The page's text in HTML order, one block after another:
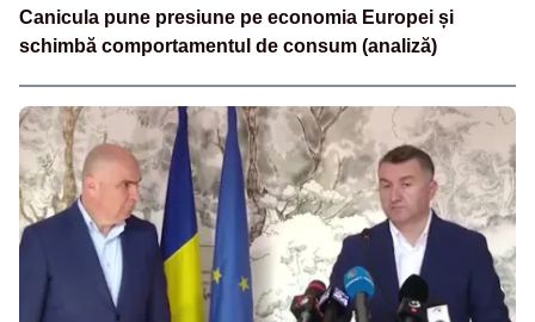
Canicula pune presiune pe economia Europei și
schimbă comportamentul de consum (analiză)